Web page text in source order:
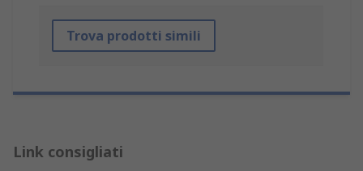
Trova prodotti simili
Link consigliati